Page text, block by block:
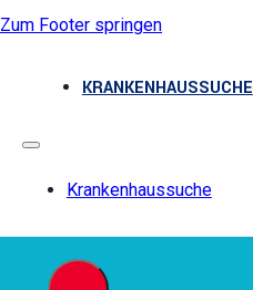
Zum Footer springen
KRANKENHAUSSUCHE
Krankenhaussuche